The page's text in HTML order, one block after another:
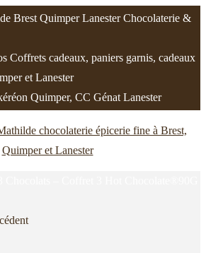
Brest Quimper Lanester Chocolaterie &
Coffrets cadeaux, paniers garnis, cadeaux
et Lanester
Quimper, CC Génat Lanester